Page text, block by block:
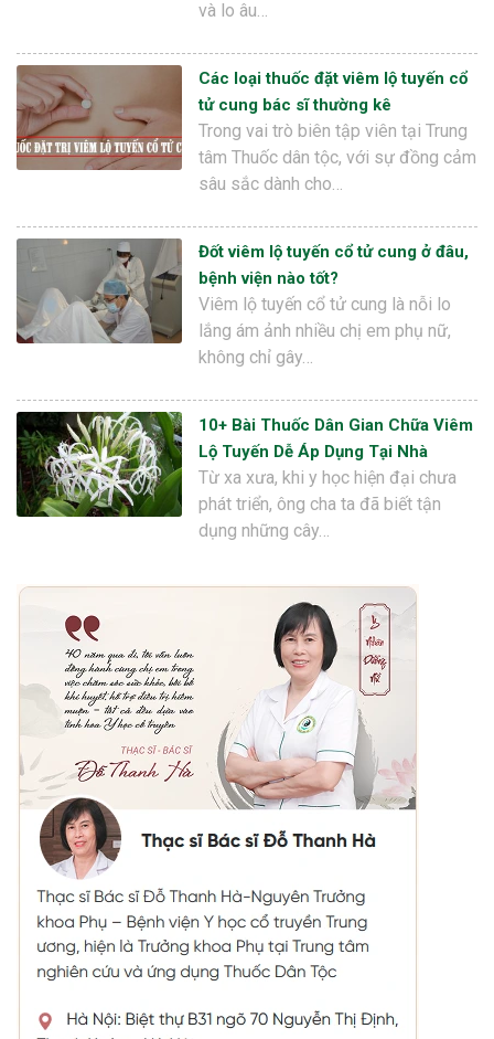
và lo âu…
Các loại thuốc đặt viêm lộ tuyến cổ
tử cung bác sĩ thường kê
Trong vai trò biên tập viên tại Trung
tâm Thuốc dân tộc, với sự đồng cảm
sâu sắc dành cho…
Đốt viêm lộ tuyến cổ tử cung ở đâu,
bệnh viện nào tốt?
Viêm lộ tuyến cổ tử cung là nỗi lo
lắng ám ảnh nhiều chị em phụ nữ,
không chỉ gây…
10+ Bài Thuốc Dân Gian Chữa Viêm
Lộ Tuyến Dễ Áp Dụng Tại Nhà
Từ xa xưa, khi y học hiện đại chưa
phát triển, ông cha ta đã biết tận
dụng những cây…